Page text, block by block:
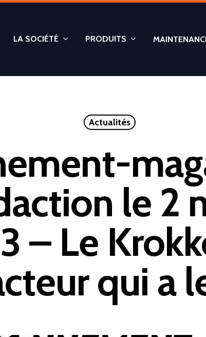
LA SOCIÉTÉ PRODUITS
Actualités
le 2
– Le
qui a